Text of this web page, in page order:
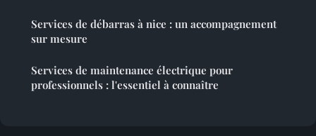
Services de débarras à nice : un accompagnement
sur mesure
Services de maintenance électrique pour
professionnels : l'essentiel à connaître